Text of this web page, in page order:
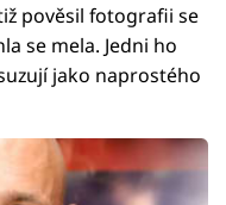
pověsil fotografii se
se mela. Jedni ho
jako naprostého